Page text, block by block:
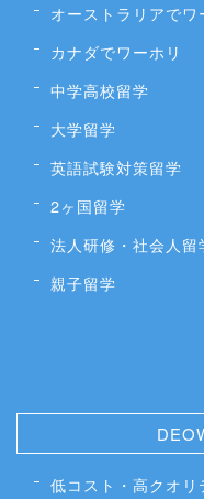
オーストラリアでワ
カナダでワーホリ
中学高校留学
大学留学
英語試験対策留学
2ヶ国留学
法人研修・社会人留
親子留学
低コスト・高クオ